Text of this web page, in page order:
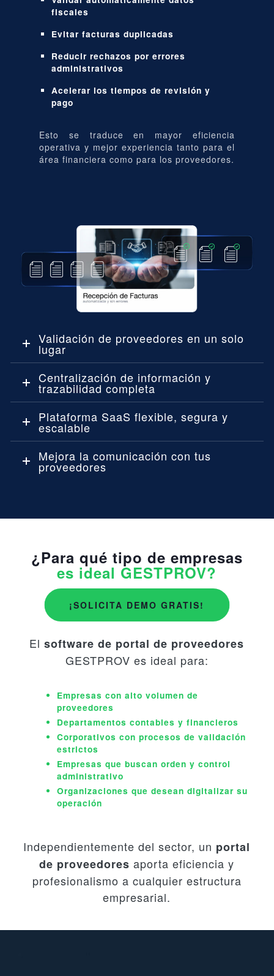
fiscales
Evitar facturas duplicadas
Reducir rechazos por errores
administrativos
Acelerar los tiempos de revisión y
pago
Esto se traduce en mayor eficiencia
operativa y mejor experiencia tanto para el
área financiera como para los proveedores.
Validación de proveedores en un solo
lugar
Centralización de información y
trazabilidad completa
Plataforma SaaS flexible, segura y
escalable
Mejora la comunicación con tus
proveedores
¿Para qué tipo de empresas
es ideal GESTPROV?
¡SOLICITA DEMO GRATIS!
Elsoftware de portal de proveedores
GESTPROV es ideal para:
Empresas con alto volumen de
proveedores
Departamentos contables y financieros
Corporativos con procesos de validación
estrictos
Empresas que buscan orden y control
administrativo
Organizaciones que desean digitalizar su
operación
Independientemente del sector, un portal
de proveedores aporta eficiencia y
profesionalismo a cualquier estructura
empresarial.